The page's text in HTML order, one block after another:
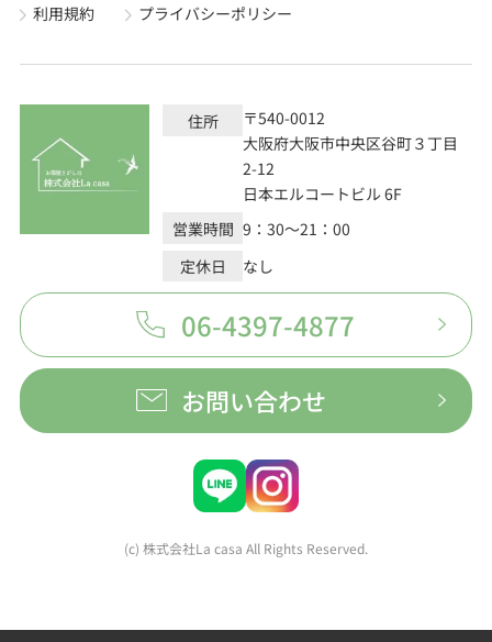
利用規約
プライバシーポリシー
住所
〒540-0012
大阪府大阪市中央区谷町３丁目
2-12
日本エルコートビル 6F
営業時間 9：30～21：00
定休日
なし
06-4397-4877
お問い合わせ
(c) 株式会社La casa All Rights Reserved.